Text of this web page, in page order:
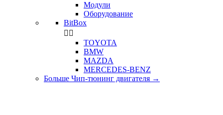
Модули
Оборудование
BitBox
 
TOYOTA
BMW
MAZDA
MERCEDES-BENZ
Больше Чип-тюнинг двигателя →